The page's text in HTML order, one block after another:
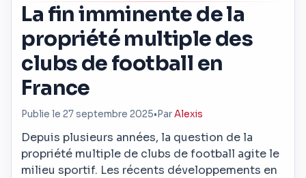
La fin imminente de la
propriété multiple des
clubs de football en
France
Publie le 27 septembre 2025• ParAlexis
Depuis plusieurs années, la question de la
propriété multiple de clubs de football agite le
milieu sportif. Les récents développements en